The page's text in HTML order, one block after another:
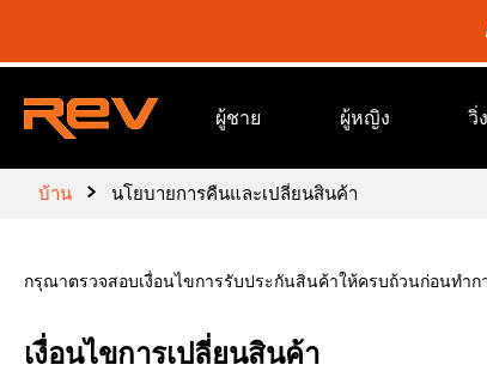
เนื้อหา
ผู้ชาย ผู้หญิง วิ่ง
บ้าน › นโยบายการคืนและเปลี่ยนสินค้า
กรุณาตรวจสอบเงื่อนไขการรับประกันสินค้าให้ครบถ้วนก่อนทำ
เงื่อนไขการเปลี่ยนสินค้า